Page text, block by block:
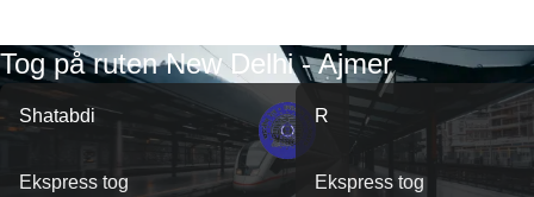
Tog på ruten New Delhi - Ajmer
Shatabdi
Ekspress tog
R
Ekspress tog